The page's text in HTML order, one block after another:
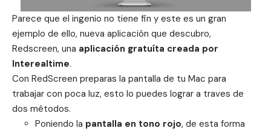
Parece que el ingenio no tiene fin y este es un gran
ejemplo de ello, nueva aplicación que descubro,
Redscreen, una aplicación gratuíta creada por
Interealtime.
Con RedScreen preparas la pantalla de tu Mac para
trabajar con poca luz, esto lo puedes lograr a traves de
dos métodos.
Poniendo la pantalla en tono rojo, de esta forma